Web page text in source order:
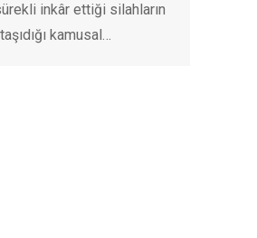
inkâr ettiği silahların
kamusal…